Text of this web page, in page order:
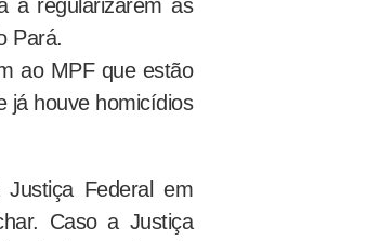
a regularizarem as
Pará.
ao MPF que estão
já houve homicídios
Federal em
Caso a Justiça